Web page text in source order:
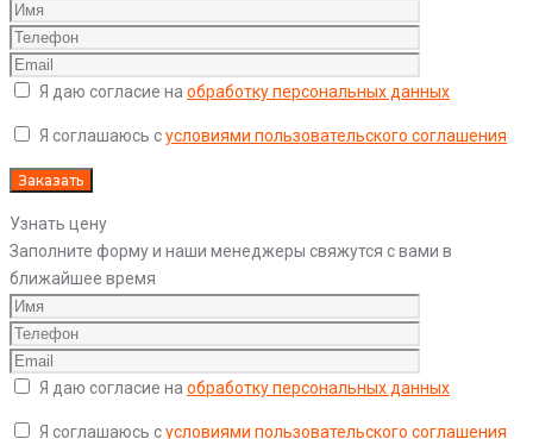
Я даю согласие на обработку персональных данных
Я соглашаюсь сусловиями пользовательского соглашения
Узнать цену
Заполните форму и наши менеджеры свяжутся с вами в
ближайшее время
Я даю согласие на обработку персональных данных
Я соглашаюсь сусловиями пользовательского соглашения